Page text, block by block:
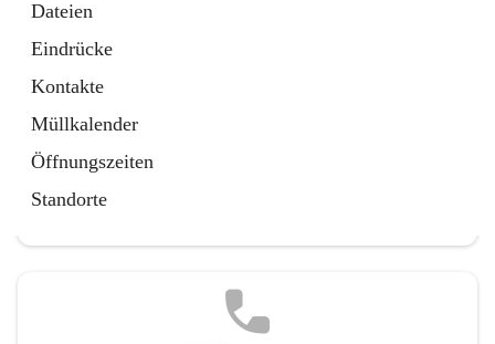
Dateien
Eindrücke
Kontakte
Müllkalender
Öffnungszeiten
Standorte